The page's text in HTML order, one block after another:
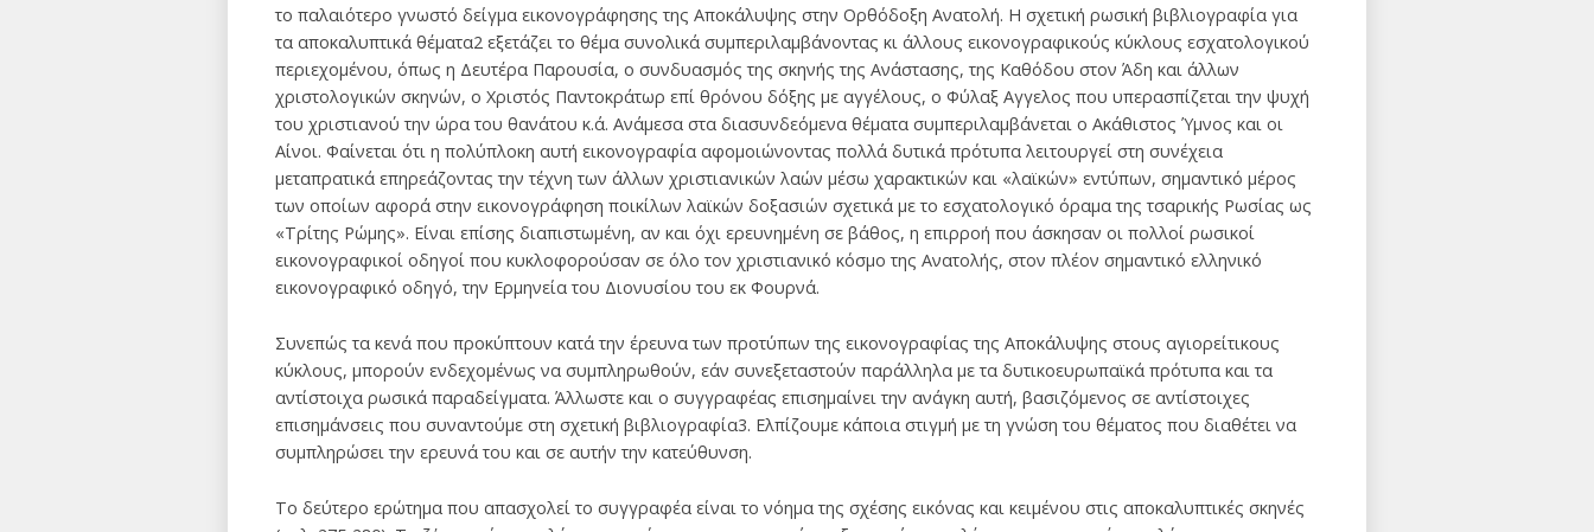
το παλαιότερο γνωστό δείγμα εικονογράφησης της Αποκάλυψης στην Ορθόδοξη Ανατολή. Η σχετική ρωσική βιβλιογραφία για
τα αποκαλυπτικά θέματα2 εξετάζει το θέμα συνολικά συμπεριλαμβάνοντας κι άλλους εικονογραφικούς κύκλους εσχατολογικού
περιεχομένου, όπως η Δευτέρα Παρουσία, ο συνδυασμός της σκηνής της Ανάστασης, της Καθόδου στον Άδη και άλλων
χριστολογικών σκηνών, ο Χριστός Παντοκράτωρ επί θρόνου δόξης με αγγέλους, ο Φύλαξ Αγγελος που υπερασπίζεται την ψυχή
του χριστιανού την ώρα του θανάτου κ.ά. Ανάμεσα στα διασυνδεόμενα θέματα συμπεριλαμβάνεται ο Ακάθιστος Ύμνος και οι
Αίνοι. Φαίνεται ότι η πολύπλοκη αυτή εικονογραφία αφομοιώνοντας πολλά δυτικά πρότυπα λειτουργεί στη συνέχεια
μεταπρατικά επηρεάζοντας την τέχνη των άλλων χριστιανικών λαών μέσω χαρακτικών και «λαϊκών» εντύπων, σημαντικό μέρος
των οποίων αφορά στην εικονογράφηση ποικίλων λαϊκών δοξασιών σχετικά με το εσχατολογικό όραμα της τσαρικής Ρωσίας ως
«Τρίτης Ρώμης». Είναι επίσης διαπιστωμένη, αν και όχι ερευνημένη σε βάθος, η επιρροή που άσκησαν οι πολλοί ρωσικοί
εικονογραφικοί οδηγοί που κυκλοφορούσαν σε όλο τον χριστιανικό κόσμο της Ανατολής, στον πλέον σημαντικό ελληνικό
εικονογραφικό οδηγό, την Ερμηνεία του Διονυσίου του εκ Φουρνά.
Συνεπώς τα κενά που προκύπτουν κατά την έρευνα των προτύπων της εικονογραφίας της Αποκάλυψης στους αγιορείτικους
κύκλους, μπορούν ενδεχομένως να συμπληρωθούν, εάν συνεξεταστούν παράλληλα με τα δυτικοευρωπαϊκά πρότυπα και τα
αντίστοιχα ρωσικά παραδείγματα. Άλλωστε και ο συγγραφέας επισημαίνει την ανάγκη αυτή, βασιζόμενος σε αντίστοιχες
επισημάνσεις που συναντούμε στη σχετική βιβλιογραφία3. Ελπίζουμε κάποια στιγμή με τη γνώση του θέματος που διαθέτει να
συμπληρώσει την ερευνά του και σε αυτήν την κατεύθυνση.
Το δεύτερο ερώτημα που απασχολεί το συγγραφέα είναι το νόημα της σχέσης εικόνας και κειμένου στις αποκαλυπτικές σκηνές